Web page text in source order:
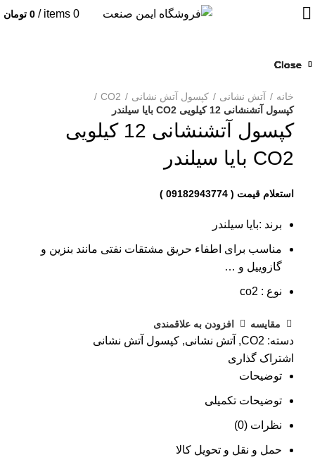
0
items
/
0 تومان
خانه آتش نشانی کپسول آتش نشانی
CO2
کپسول آتشنشانی 12 کیلویی CO2 بایا سیلندر
کپسول آتشنشانی 12 کیلویی
CO2 بایا سیلندر
برند :بایا سیلندر
مناسب برای اطفاء حریق مشتقات نفتی مانند بنزین و
گازوییل و …
نوع : co2
مقایسه افزودن به علاقمندی
دسته: CO2
, آتش نشانی, کپسول آتش نشانی
اشتراک گذاری
توضیحات
توضیحات تکمیلی
نظرات (0)
حمل و نقل و تحویل کالا
Close
Close
Close
Close
Close
Close
Close
Close